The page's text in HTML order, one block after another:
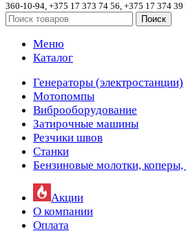
360-10-94, +375 17 373 74 56, +375 17 374 39
Поиск
Меню
Каталог
Генераторы (электростанции)
Мотопомпы
Виброоборудование
Затирочные машины
Резчики швов
Станки
Бензиновые молотки, коперы,
Акции
О компании
Оплата